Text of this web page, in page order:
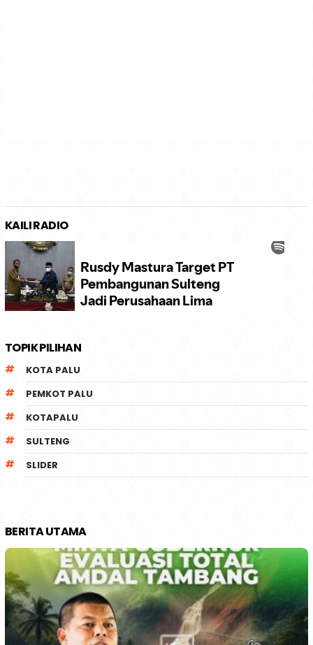
KAILI RADIO
TOPIK PILIHAN
KOTA PALU
PEMKOT PALU
KOTAPALU
SULTENG
SLIDER
BERITA UTAMA